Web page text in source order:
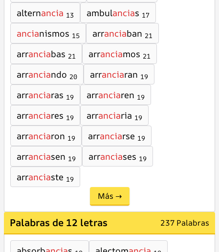
alternancia 13 ambulancias 17
ancianismos 15 arranciaban 21
arranciabas 21 arranciamos 21
arranciando 20 arranciaran 19
arranciaras 19 arranciaren 19
arranciares 19 arranciaria 19
arranciaron 19 arranciarse 19
arranciasen 19 arranciases 19
arranciaste 19
Más →
Palabras de 12 letras 237 Palabras